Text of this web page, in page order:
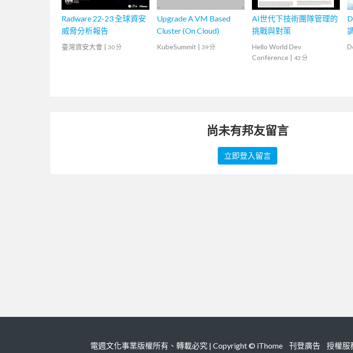
Radware 22-23 全球資安
威脅分析報告
臺灣資安大會 | 30 分
Upgrade A VM Based
Cluster (On Cloud)
KubeSummit | 39 分
AI世代下技術團隊管理的
挑戰與對策
Hello World Dev
Conference | 43 分
尚未有邦友留言
立即登入留言
電週文化事業版權所有、轉載必究 | Copyright © iThome 刊登廣告 授權服